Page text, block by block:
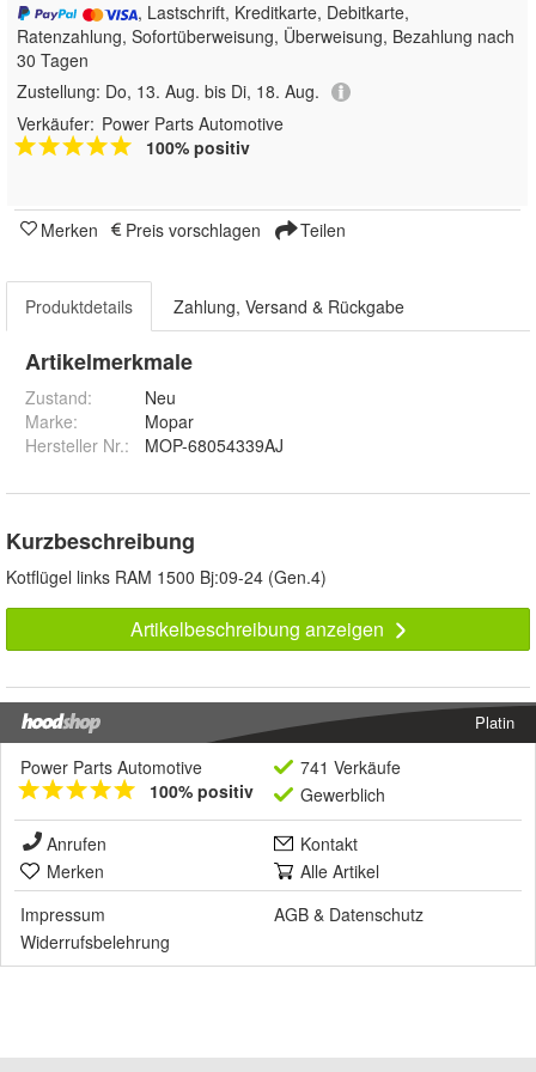
, Lastschrift, Kreditkarte, Debitkarte,
Ratenzahlung, Sofortüberweisung, Überweisung, Bezahlung nach
30 Tagen
Zustellung: Do, 13. Aug. bis Di, 18. Aug.
Verkäufer: Power Parts Automotive
100% positiv
Merken Preis vorschlagen Teilen
Produktdetails Zahlung, Versand & Rückgabe
Artikelmerkmale
Zustand:
Neu
Marke:
Mopar
Hersteller Nr.:
MOP-68054339AJ
Kurzbeschreibung
Kotflügel links RAM 1500 Bj:09-24 (Gen.4)
Artikelbeschreibung anzeigen
Platin
Power Parts Automotive
100% positiv
741 Verkäufe
Gewerblich
Anrufen
Kontakt
Merken
Alle Artikel
Impressum
AGB & Datenschutz
Widerrufsbelehrung